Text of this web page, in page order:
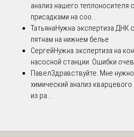
анализ нашего теплоносителя
присадками на соо...
ТатьянаНужна экспертиза ДНК
пятнам на нижнем белье
СергейНужна экспертиза на
насосной станции. Ошибки
ПавелЗдравствуйте. Мне
химический анализ
из ра...